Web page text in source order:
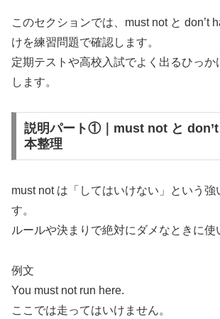
このセクションでは、must not と don’t
けを練習問題で確認します。
定期テストや高校入試でよく出るひっか
します。
説明パート①｜must not と
本整理
must not は「してはいけない」という強
す。
ルールや決まりで絶対にダメなときに使
例文
You must not run here.
ここでは走ってはいけません。